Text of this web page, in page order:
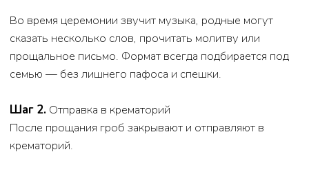
варианты доступны именно для Северска и Томской
области, и помогут оформить всё законно и аккуратно.
6. Сколько стоит кремация и от чего зависит цена
выбранный гроб (материал, отделка);
подготовка тела (минимальная или
расширенная);
аренда ритуального зала;